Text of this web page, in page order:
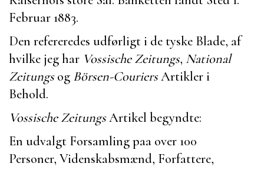
Februar 1883.
Den refereredes udførligt i de tyske Blade, af
hvilke jeg har Vossische Zeitungs, National
Zeitungsog Börsen-CouriersArtikler i
Behold.
Vossische ZeitungsArtikel begyndte:
En udvalgt Forsamling paa over 100
Personer, Videnskabsmænd, Forfattere,